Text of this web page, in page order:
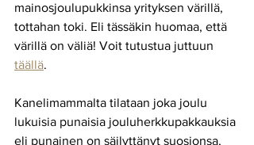
mainosjoulupukkinsa yrityksen värillä,
tottahan toki. Eli tässäkin huomaa, että
värillä on väliä! Voit tutustua juttuun
täällä.
Kanelimammalta tilataan joka joulu
lukuisia punaisia jouluherkkupakkauksia
eli punainen on säilyttänyt suosionsa,